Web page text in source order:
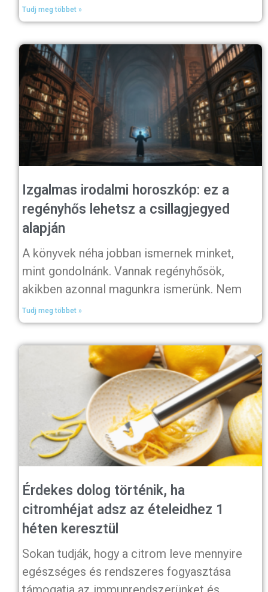
Tudj meg többet »
Izgalmas irodalmi horoszkóp: ez a
regényhős lehetsz a csillagjegyed
alapján
A könyvek néha jobban ismernek minket,
mint gondolnánk. Vannak regényhősök,
akikben azonnal magunkra ismerünk. Nem
Tudj meg többet »
Érdekes dolog történik, ha
citromhéjat adsz az ételeidhez 1
héten keresztül
Sokan tudják, hogy a citrom leve mennyire
egészséges és rendszeres fogyasztása